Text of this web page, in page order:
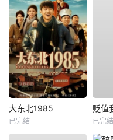
大东北1985
已完结
贬值
已完结